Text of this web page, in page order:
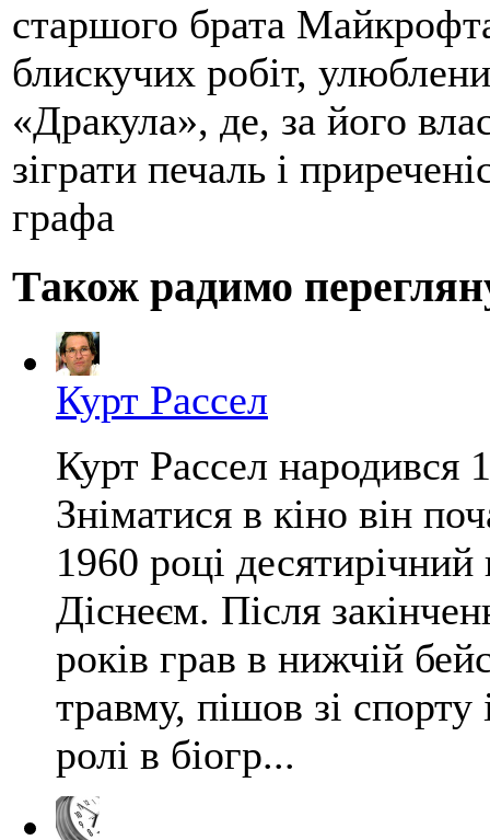
старшого брата
блискучих робіт,
«Дракула», де, за його
зіграти печаль і
графа
Також радимо
Курт Рассел
Курт Рассел
Зніматися в кіно він
1960 році
Діснеєм. Після
років грав в нижчій
травму, пішов зі спорту
ролі в біогр...